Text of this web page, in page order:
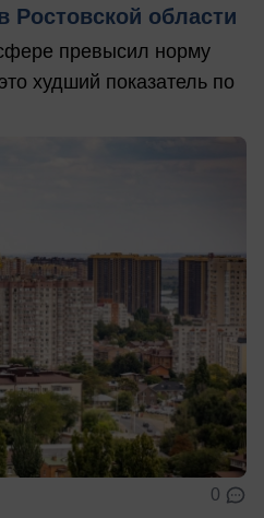
Ростовской области
превысил норму
худший показатель по
0